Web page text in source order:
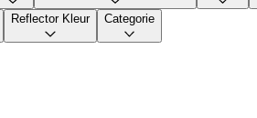
Reflector Kleur Categorie